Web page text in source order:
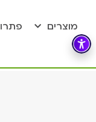
מוצרים